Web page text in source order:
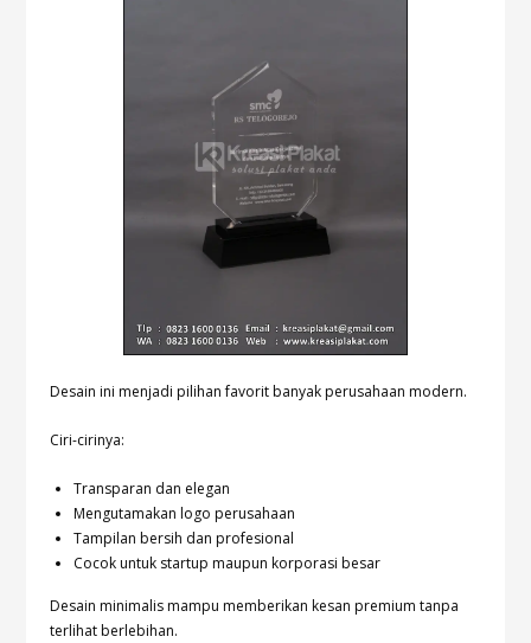
Desain ini menjadi pilihan favorit banyak perusahaan modern.
Ciri-cirinya:
Transparan dan elegan
Mengutamakan logo perusahaan
Tampilan bersih dan profesional
Cocok untuk startup maupun korporasi besar
Desain minimalis mampu memberikan kesan premium tanpa
terlihat berlebihan.